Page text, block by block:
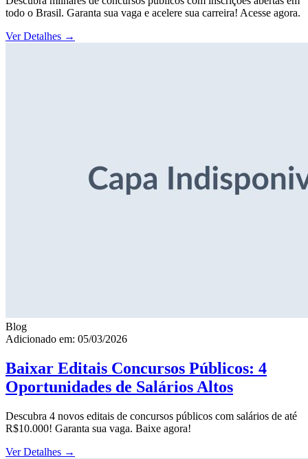
todo o Brasil. Garanta sua vaga e acelere sua carreira! Acesse agora.
Ver Detalhes →
Blog
Adicionado em: 05/03/2026
Baixar Editais Concursos Públicos: 4
Oportunidades de Salários Altos
Descubra 4 novos editais de concursos públicos com salários de até
R$10.000! Garanta sua vaga. Baixe agora!
Ver Detalhes →